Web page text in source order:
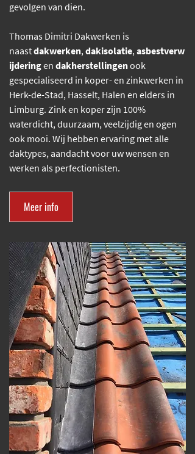
gevolgen van dien.
Thomas Dimitri Dakwerken is
naastdakwerken,dakisolatie,asbestverw
ijderingen dakherstellingenook
gespecialiseerd in koper- en zinkwerken in
Herk-de-Stad, Hasselt, Halen en elders in
Limburg. Zink en koper zijn 100%
waterdicht, duurzaam, veelzijdig en ogen
ook mooi. Wij hebben ervaring met alle
daktypes, aandacht voor uw wensen en
werken als perfectionisten.
Meer info